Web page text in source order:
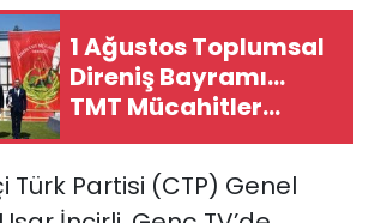
1 Ağustos Toplumsal
Direniş Bayramı...
TMT Mücahitler
Derneği’nde tören
düzenlendi
Partisi (CTP) Genel